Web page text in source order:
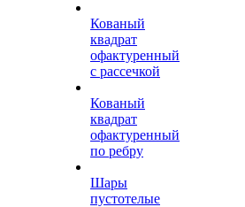
Кованый
квадрат
офактуренный
с рассечкой
Кованый
квадрат
офактуренный
по ребру
Шары
пустотелые